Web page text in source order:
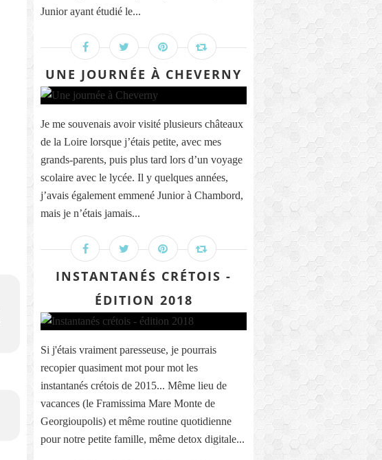
Junior ayant étudié le...
UNE JOURNÉE À CHEVERNY
Je me souvenais avoir visité plusieurs châteaux
de la Loire lorsque j’étais petite, avec mes
grands-parents, puis plus tard lors d’un voyage
scolaire avec le lycée. Il y quelques années,
j’avais également emmené Junior à Chambord,
mais je n’étais jamais...
INSTANTANÉS CRÉTOIS -
ÉDITION 2018
Si j'étais vraiment paresseuse, je pourrais
recopier quasiment mot pour mot les
instantanés crétois de 2015... Même lieu de
vacances (le Framissima Mare Monte de
Georgioupolis) et même routine quotidienne
pour notre petite famille, même detox digitale...